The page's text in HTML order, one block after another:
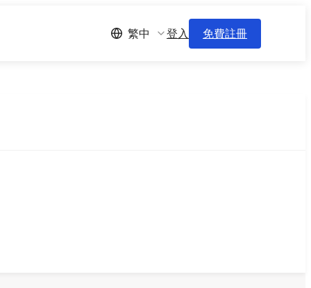
繁中 登入 免費註冊